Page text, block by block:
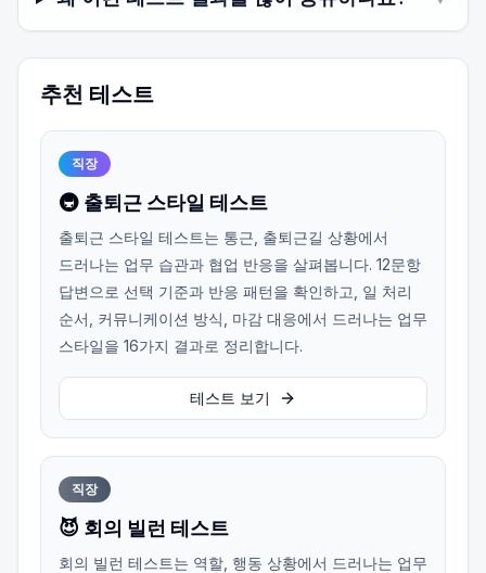
추천 테스트
직장
🚇 출퇴근 스타일 테스트
출퇴근 스타일 테스트는 통근, 출퇴근길 상황에서
드러나는 업무 습관과 협업 반응을 살펴봅니다. 12문항
답변으로 선택 기준과 반응 패턴을 확인하고, 일 처리
순서, 커뮤니케이션 방식, 마감 대응에서 드러나는 업무
스타일을 16가지 결과로 정리합니다.
테스트 보기
직장
😈 회의 빌런 테스트
회의 빌런 테스트는 역할, 행동 상황에서 드러나는 업무